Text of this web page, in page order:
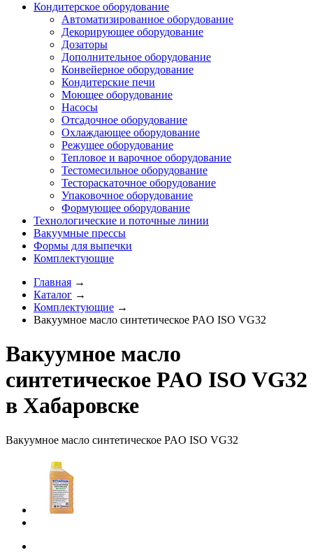
Кондитерское оборудование
Автоматизированное оборудование
Декорирующее оборудование
Дозаторы
Дополнительное оборудование
Конвейерное оборудование
Кондитерские печи
Моющее оборудование
Насосы
Отсадочное оборудование
Охлаждающее оборудование
Режущее оборудование
Тепловое и варочное оборудование
Тестомесильное оборудование
Тестораскаточное оборудование
Упаковочное оборудование
Формующее оборудование
Технологические и поточные линии
Вакуумные прессы
Формы для выпечки
Комплектующие
Главная →
Каталог →
Комплектующие →
Вакуумное масло синтетическое PAO ISO VG32
Вакуумное масло
синтетическое PAO ISO VG32
в Хабаровске
Вакуумное масло синтетическое PAO ISO VG32